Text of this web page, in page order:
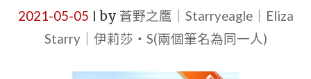
2021-05-05 by 蒼野之鷹｜Starryeagle｜Eliza
Starry｜伊莉莎・S(兩個筆名為同一人)